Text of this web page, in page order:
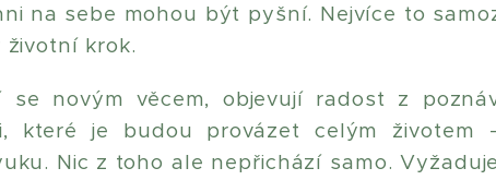
na sebe mohou být pyšní. Nejvíce to
krok.
novým věcem, objevují radost z
které je budou provázet celým životem
Nic z toho ale nepřichází samo.